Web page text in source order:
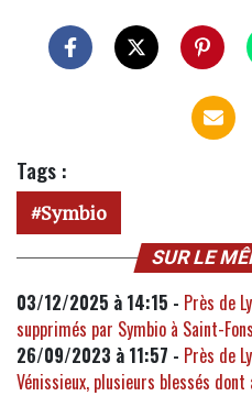
Tags :
Symbio
SUR LE
03/12/2025 à 14:15 - Près de
supprimés par Symbio à Saint-Fons
26/09/2023 à 11:57 - Près de
Vénissieux, plusieurs blessés